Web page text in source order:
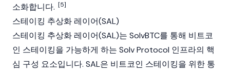
소화합니다. [5]
스테이킹 추상화 레이어(SAL)
스테이킹 추상화 레이어(SAL)는 SolvBTC를 통해 비트코
인 스테이킹을 가능하게 하는 Solv Protocol 인프라의 핵
심 구성 요소입니다. SAL은 비트코인 스테이킹을 위한 통